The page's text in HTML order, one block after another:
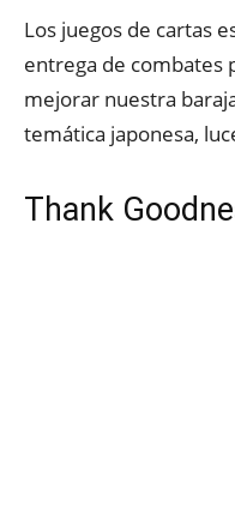
Los juegos de cartas
entrega de combates
mejorar nuestra
temática japonesa,
Thank